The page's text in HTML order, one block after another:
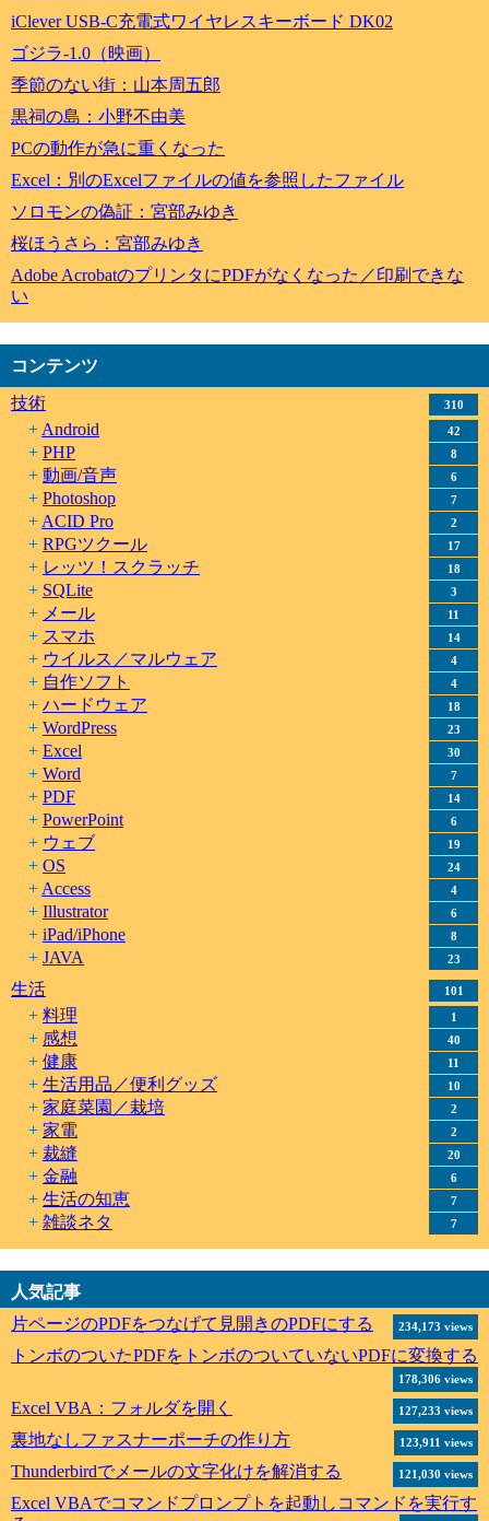
iClever USB-C充電式ワイヤレスキーボード DK02
ゴジラ-1.0（映画）
季節のない街：山本周五郎
黒祠の島：小野不由美
PCの動作が急に重くなった
Excel：別のExcelファイルの値を参照したファイル
ソロモンの偽証：宮部みゆき
桜ほうさら：宮部みゆき
Adobe AcrobatのプリンタにPDFがなくなった／印刷できな
い
コンテンツ
技術
310
Android 42
PHP 8
動画/音声 6
Photoshop 7
ACID Pro 2
RPGツクール 17
レッツ！スクラッチ 18
SQLite 3
メール 11
スマホ 14
ウイルス／マルウェア 4
自作ソフト 4
ハードウェア 18
WordPress 23
Excel 30
Word 7
PDF 14
PowerPoint 6
ウェブ 19
OS 24
Access 4
Illustrator 6
iPad/iPhone 8
JAVA 23
生活 101
料理 1
感想 40
健康 11
生活用品／便利グッズ 10
家庭菜園／栽培 2
家電 2
裁縫 20
金融 6
生活の知恵 7
雑談ネタ 7
人気記事
片ページのPDFをつなげて見開きのPDFにする
234,173 views
トンボのついたPDFをトンボのついていないPDFに変換する
178,306 views
Excel VBA：フォルダを開く 127,233 views
裏地なしファスナーポーチの作り方 123,911 views
Thunderbirdでメールの文字化けを解消する 121,030 views
Excel VBAでコマンドプロンプトを起動しコマンドを実行す